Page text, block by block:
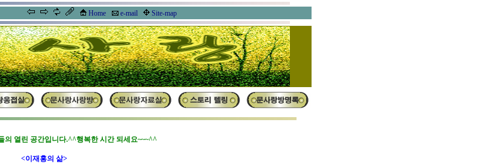
Home e-mail Site-map
의 열린 공간입니다.^^행복한 시간 되세요~~~^^
<이재홍의 삶>